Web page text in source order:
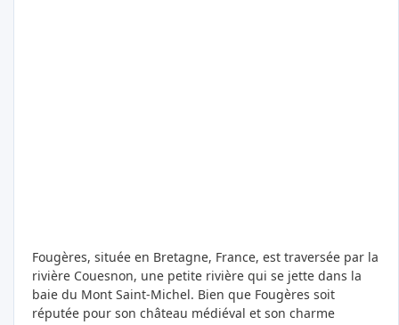
Fougères, située en Bretagne, France, est traversée par la
rivière Couesnon, une petite rivière qui se jette dans la
baie du Mont Saint-Michel. Bien que Fougères soit
réputée pour son château médiéval et son charme